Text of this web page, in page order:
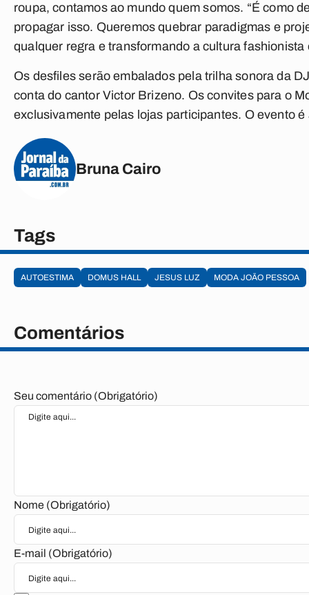
roupa, contamos ao mundo quem somos. “É como
propagar isso. Queremos quebrar paradigmas e
qualquer regra e transformando a cultura
Os desfiles serão embalados pela trilha sonora da
conta do cantor Victor Brizeno. Os convites para o
exclusivamente pelas lojas participantes. O evento
Bruna Cairo
Tags
AUTOESTIMA DOMUS HALL JESUS LUZ MODA JOÃO PESSOA
Comentários
Seu comentário (Obrigatório)
Nome (Obrigatório)
E-mail (Obrigatório)